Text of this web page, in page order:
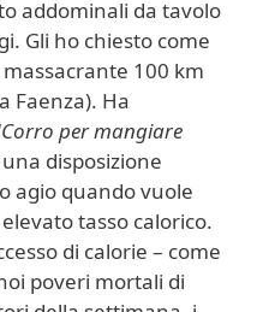
addominali da tavolo
Gli ho chiesto come
100 km
Faenza). Ha
Corro per mangiare
disposizione
agio quando vuole
tasso calorico.
di calorie – come
poveri mortali di